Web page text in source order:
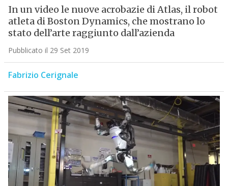
In un video le nuove acrobazie di Atlas, il robot
atleta di Boston Dynamics, che mostrano lo
stato dell’arte raggiunto dall’azienda
Pubblicato il 29 Set 2019
Fabrizio Cerignale